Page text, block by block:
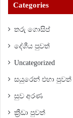
Categories
තරු ගොසිප්
දේශීය පුවත්
Uncategorized
සයුරෙන් එහා පුවත්
සුව අරණ
ක්‍රීඩා පුවත්